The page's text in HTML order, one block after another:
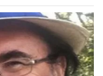
del portale
della
e del gossip.